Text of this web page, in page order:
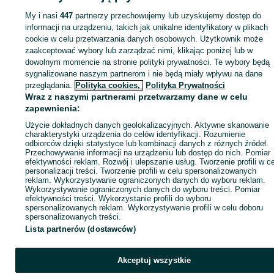
Zaloguj się lub załóż konto na OLX, aby skontaktować się z
sprzedającym
Zaloguj się / Załóż konto
Zadzwoń / SMS
My i nasi447 partnerzy przechowujemy lub uzyskujemy dostęp do
informacji na urządzeniu, takich jak unikalne identyfikatory w plikach
cookie w celu przetwarzania danych osobowych. Użytkownik może
zaakceptować wybory lub zarządzać nimi, klikając poniżej lub w
dowolnym momencie na stronie polityki prywatności. Te wybory będą
sygnalizowane naszym partnerom i nie będą miały wpływu na dane
przeglądania. Polityka cookies, Polityka Prywatności
Wraz z naszymi partnerami przetwarzamy dane w celu
zapewnienia:
Użycie dokładnych danych geolokalizacyjnych. Aktywne skanowanie
charakterystyki urządzenia do celów identyfikacji. Rozumienie
odbiorców dzięki statystyce lub kombinacji danych z różnych źródeł.
Przechowywanie informacji na urządzeniu lub dostęp do nich. Pomiar
efektywności reklam. Rozwój i ulepszanie usług. Tworzenie profili w
personalizacji treści. Tworzenie profili w celu spersonalizowanych
reklam. Wykorzystywanie ograniczonych danych do wyboru reklam.
Wykorzystywanie ograniczonych danych do wyboru treści. Pomiar
efektywności treści. Wykorzystanie profili do wyboru
spersonalizowanych reklam. Wykorzystywanie profili w celu doboru
spersonalizowanych treści.
Lista partnerów (dostawców)
Akceptuj wszystkie